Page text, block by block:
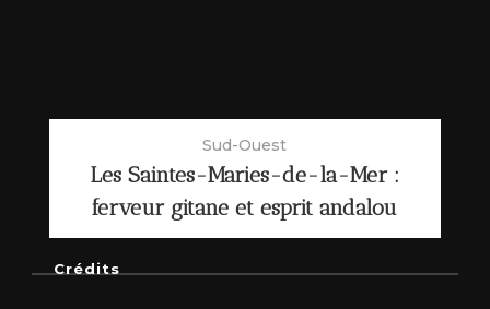
Sud-Ouest
Les Saintes-Maries-de-la-Mer :
ferveur gitane et esprit andalou
Crédits